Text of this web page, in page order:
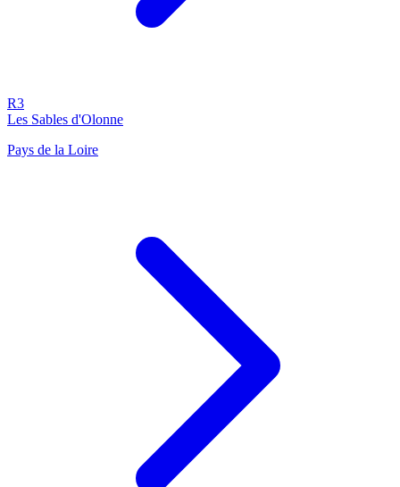
R3
Les Sables d'Olonne
Pays de la Loire